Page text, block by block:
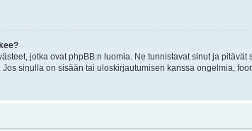
jotka ovat phpBB:n luomia. Ne tunnistavat sinut ja
sinulla on sisään tai uloskirjautumisen kanssa ongelmia,